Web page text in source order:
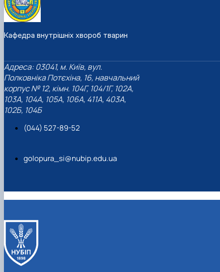
Кафедра внутрішніх хвороб тварин
Адреса: 03041, м. Київ, вул.
Полковніка Потєхіна, 16, навчальний
корпус № 12, кімн. 104Г, 104/1Г, 102А,
103А, 104А, 105А, 106А, 411А, 403А,
102Б, 104Б
(044) 527-89-52
golopura_si@nubip.edu.ua